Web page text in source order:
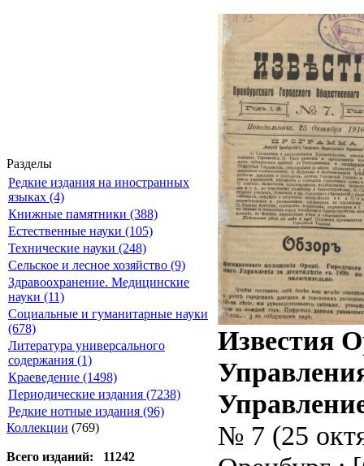
Разделы
Редкие издания на иностранных
языках (4)
Книжные памятники (388)
Естественные науки (105)
Технические науки (248)
Сельское и лесное хозяйство (9)
Здравоохранение. Медицинские
науки (11)
Социальные и гуманитарные науки
(678)
Литература универсального
содержания (1)
Краеведение (1498)
Периодические издания (7238)
Редкие нотные издания (96)
Коллекции (769)
Всего изданий: 11242
Известия
№ 7 (25